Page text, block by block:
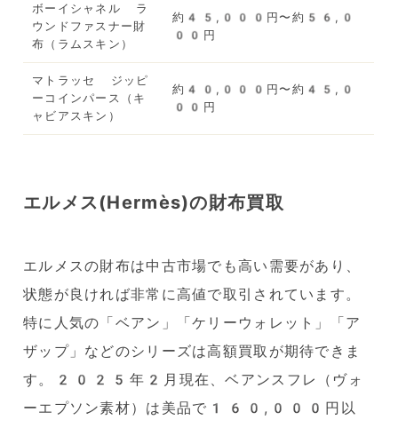
ボーイシャネル ラ
ウンドファスナー財
布（ラムスキン）
約45,000円〜約56,0
00円
マトラッセ ジッピ
ーコインパース（キ
ャビアスキン）
約40,000円〜約45,0
00円
エルメス(Hermès)の財布買取
エルメスの財布は中古市場でも高い需要があり、
状態が良ければ非常に高値で取引されています。
特に人気の「ベアン」「ケリーウォレット」「ア
ザップ」などのシリーズは高額買取が期待できま
す。2025年2月現在、ベアンスフレ（ヴォ
ーエプソン素材）は美品で160,000円以